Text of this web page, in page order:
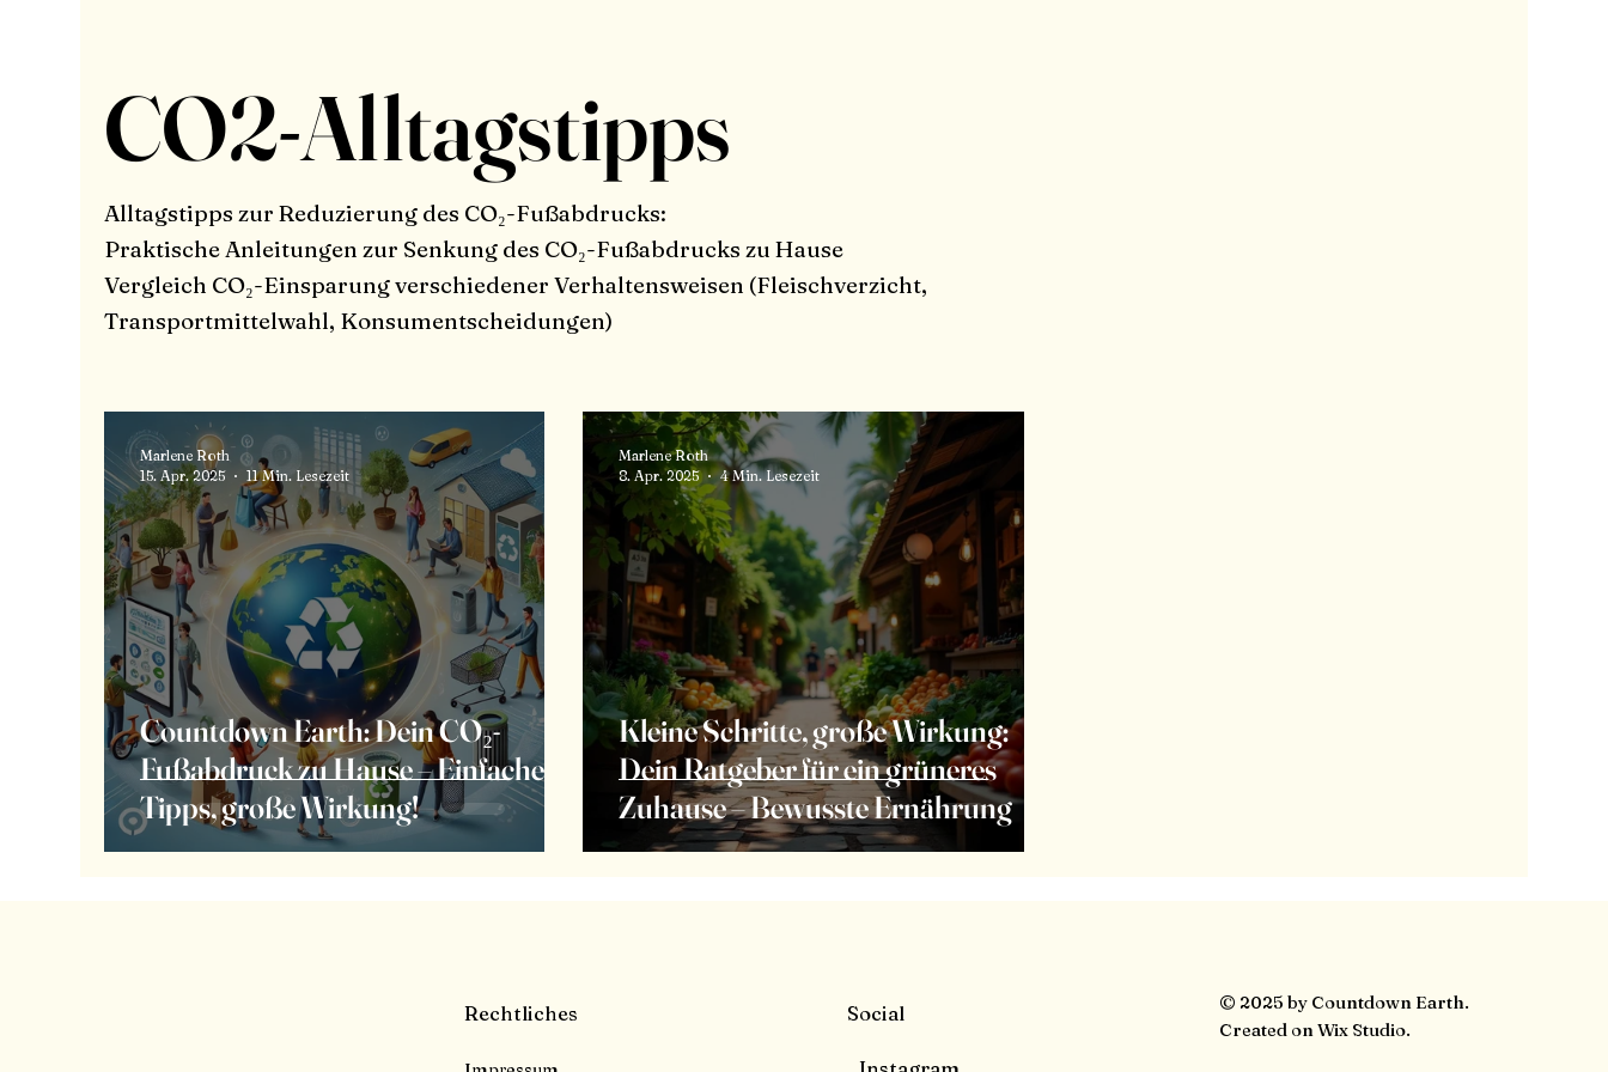
CO2-Alltagstipps
Alltagstipps zur Reduzierung des CO₂-Fußabdrucks:
Praktische Anleitungen zur Senkung des CO₂-Fußabdrucks zu Hause
Vergleich CO₂-Einsparung verschiedener Verhaltensweisen (Fleischverzicht,
Transportmittelwahl, Konsumentscheidungen)
Countdown Earth: Dein CO₂-
Fußabdruck zu Hause – Einfache
Tipps, große Wirkung!
Marlene Roth
15. Apr. 2025
11 Min. Lesezeit
Kleine Schritte, große Wirkung:
Dein Ratgeber für ein grüneres
Zuhause – Bewusste Ernährung
Marlene Roth
8. Apr. 2025
4 Min. Lesezeit
Rechtliches Social
© 2025 by Countdown Earth.
Created on Wix Studio.